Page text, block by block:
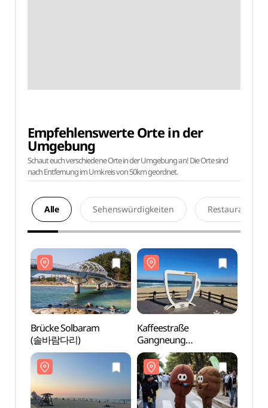
Empfehlenswerte Orte in der
Umgebung
Schaut euch verschiedene Orte in der Umgebung an! Die Orte sind
nach Entfernung im Umkreis von 50km geordnet.
Alle Sehenswürdigkeiten Restaurants
Brücke Solbaram
(솔바람다리)
Kaffeestraße
Gangneung
(강릉커피거리)